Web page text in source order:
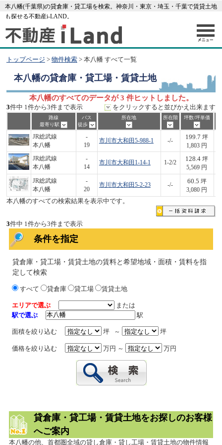
本八幡(千葉県)の貸倉庫・貸工場を検索。神奈川・東京・埼玉・千葉で賃貸土地
も探せる不動産i-LAND。
トップページ > 物件検索> 本八幡 すべて一覧
本八幡の貸倉庫・貸工場・賃貸土地
本八幡のすべてのデータが 3 件ヒットしました。
3件中 1件から3件まで表示 をクリックすると並びかえ出来ます
路線
最寄り駅
バス
徒歩
所在地 所在階 坪数/坪単価
JR総武線
本八幡
-
19
市川市大和田5-988-1 -/-
199.7 坪
1,803 円
JR総武線
本八幡
-
14
市川市大和田1-14-1 1-2/2
128.4 坪
5,569 円
JR総武線
本八幡
-
20
市川市大和田5-2-23 -/-
60.5 坪
3,080 円
本八幡のすべての検索結果を表示中です。
3件中 1件から3件まで表示
条件を指定
貸倉庫・貸工場・賃貸土地の賃料と希望地域・面積・賃料を指
定して検索
すべて 貸倉庫 貸工場 賃貸土地
エリアで選ぶ
または
駅で選ぶ
駅
面積を絞り込む 坪 ～ 坪
価格を絞り込む 万円 ～ 万円
貸倉庫・貸工場・賃貸土地をお探しのお客様
へご案内
本八幡の他、首都圏全域の貸し倉庫・貸し工場・賃貸土地の物件情報